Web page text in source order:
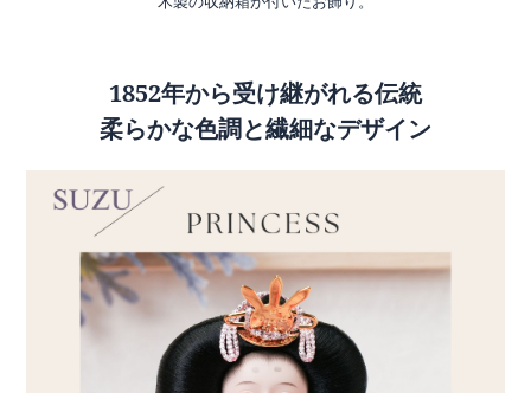
1852年から受け継がれる伝統
柔らかな色調と繊細なデザイン